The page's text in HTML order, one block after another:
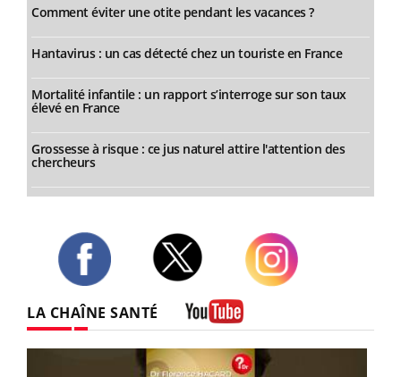
Comment éviter une otite pendant les vacances ?
Hantavirus : un cas détecté chez un touriste en France
Mortalité infantile : un rapport s’interroge sur son taux
élevé en France
Grossesse à risque : ce jus naturel attire l'attention des
chercheurs
LA CHAÎNE SANTÉ